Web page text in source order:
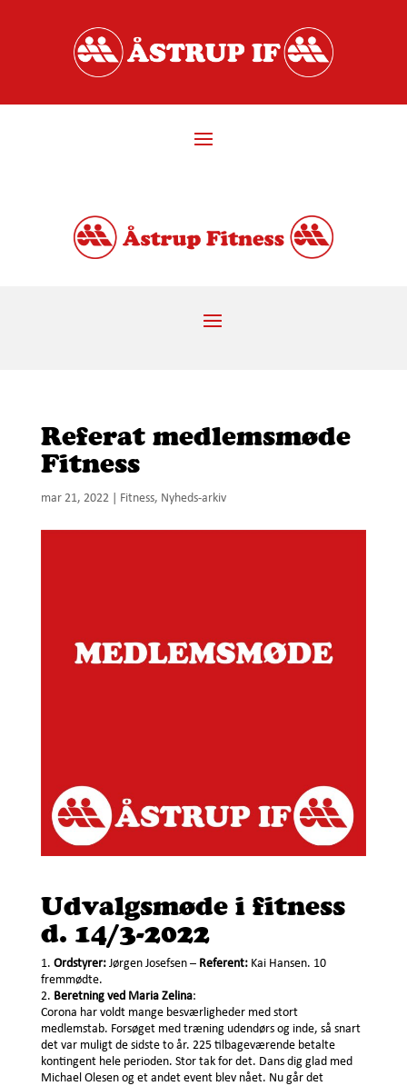
Referat medlemsmøde
Fitness
mar 21, 2022| Fitness, Nyheds-arkiv
Udvalgsmøde i fitness
d. 14/3-2022
Ordstyrer:Jørgen Josefsen – Referent:Kai Hansen. 10
fremmødte.
Beretning ved Maria Zelina:
Corona har voldt mange besværligheder med stort
medlemstab. Forsøget med træning udendørs og inde, så snart
det var muligt de sidste to år. 225 tilbageværende betalte
kontingent hele perioden. Stor tak for det. Dans dig glad med
Michael Olesen og et andet event blev nået. Nu går det